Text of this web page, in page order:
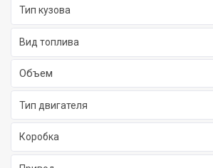
Тип кузова
Вид топлива
Объем
Тип двигателя
Коробка